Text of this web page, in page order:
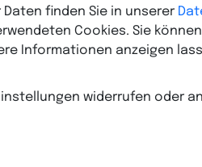
finden Sie in unserer
Cookies. Sie
Informationen anzeigen
widerrufen oder